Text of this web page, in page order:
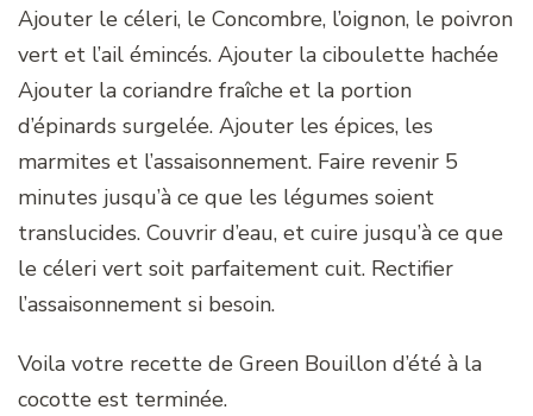
Ajouter le céleri, le Concombre, l’oignon, le poivron
vert et l’ail émincés. Ajouter la ciboulette hachée
Ajouter la coriandre fraîche et la portion
d’épinards surgelée. Ajouter les épices, les
marmites et l’assaisonnement. Faire revenir 5
minutes jusqu’à ce que les légumes soient
translucides. Couvrir d’eau, et cuire jusqu’à ce que
le céleri vert soit parfaitement cuit. Rectifier
l’assaisonnement si besoin.
Voila votre recette de Green Bouillon d’été à la
cocotte est terminée.